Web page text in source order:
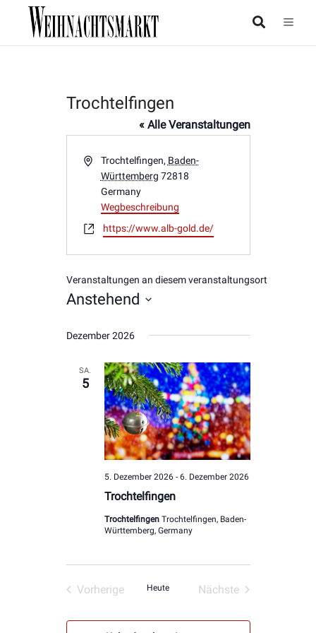
Trochtelfingen
« Alle Veranstaltungen
AdresseTrochtelfingen, Baden-
Württemberg 72818
Germany
Wegbeschreibung
Webseitehttps://www.alb-gold.de/
Veranstaltungen an diesem veranstaltungsort
Anstehend
wählen.
Dezember 2026
SA.
5
Trochtelfingen
5. Dezember 2026- 6. Dezember 2026
Trochtelfingen Trochtelfingen, Baden-
Württemberg, Germany
Vorherige
Heute
Nächste